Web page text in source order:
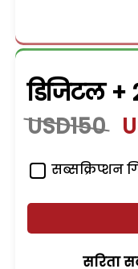
डिजिटल +
USD150
सब्सक्रिप्शन
सरिता